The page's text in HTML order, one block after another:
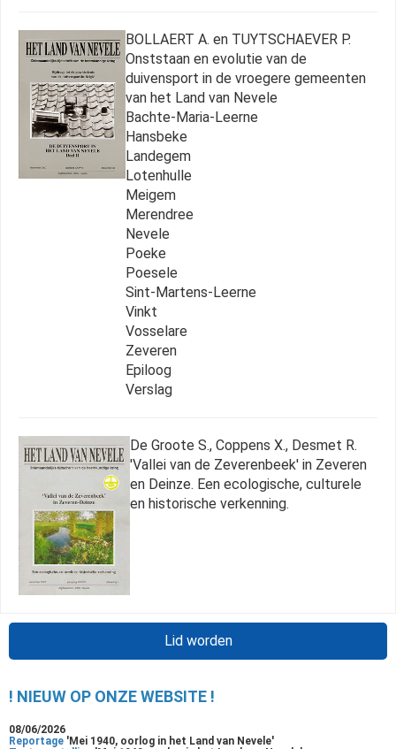
BOLLAERT A. en TUYTSCHAEVER P.
Onststaan en evolutie van de
duivensport in de vroegere gemeenten
van het Land van Nevele
Bachte-Maria-Leerne
Hansbeke
Landegem
Lotenhulle
Meigem
Merendree
Nevele
Poeke
Poesele
Sint-Martens-Leerne
Vinkt
Vosselare
Zeveren
Epiloog
Verslag
De Groote S., Coppens X., Desmet R.
'Vallei van de Zeverenbeek' in Zeveren
en Deinze. Een ecologische, culturele
en historische verkenning.
Lid worden
! NIEUW OP ONZE WEBSITE !
08/06/2026
Reportage 'Mei 1940, oorlog in het Land van Nevele'